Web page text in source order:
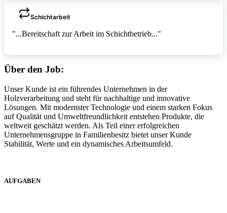
Schichtarbeit
"...Bereitschaft zur Arbeit im Schichtbetrieb..."
Über den Job:
Unser Kunde ist ein führendes Unternehmen in der
Holzverarbeitung und steht für nachhaltige und innovative
Lösungen. Mit modernster Technologie und einem starken Fokus
auf Qualität und Umweltfreundlichkeit entstehen Produkte, die
weltweit geschätzt werden. Als Teil einer erfolgreichen
Unternehmensgruppe in Familienbesitz bietet unser Kunde
Stabilität, Werte und ein dynamisches Arbeitsumfeld.
AUFGABEN